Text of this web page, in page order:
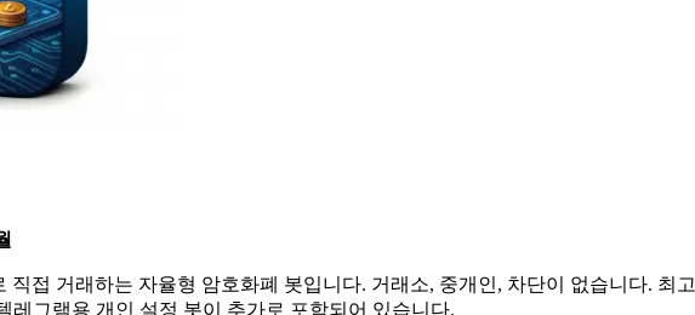
접 거래하는 자율형 암호화폐 봇입니다. 거래소, 중개인, 차단이 없습니다. 최
레그램용 개인 설정 봇이 추가로 포함되어 있습니다.